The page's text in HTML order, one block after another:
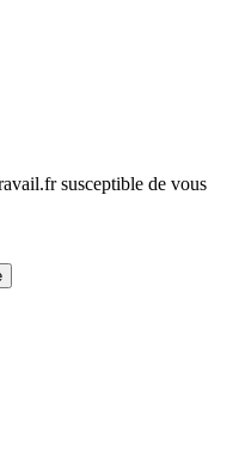
susceptible de vous